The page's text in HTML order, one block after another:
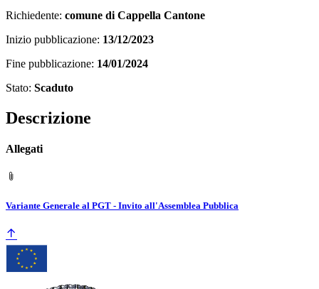
Richiedente: comune di Cappella Cantone
Inizio pubblicazione: 13/12/2023
Fine pubblicazione: 14/01/2024
Stato: Scaduto
Descrizione
Allegati
Variante Generale al PGT - Invito all'Assemblea Pubblica